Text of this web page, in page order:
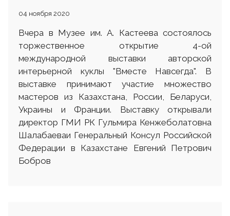
04 ноября 2020
Вчера в Музее им. А. Кастеева состоялось
торжественное открытие 4-ой
международной выставки авторской
интерьерной куклы "Вместе Навсегда". В
выставке принимают участие множество
мастеров из Казахстана, России, Беларуси,
Украины и Франции. Выставку открывали
директор ГМИ РК Гульмира Кенжеболатовна
Шалабаеваи Генеральный Консул Российской
Федерации в Казахстане Евгений Петрович
Бобров